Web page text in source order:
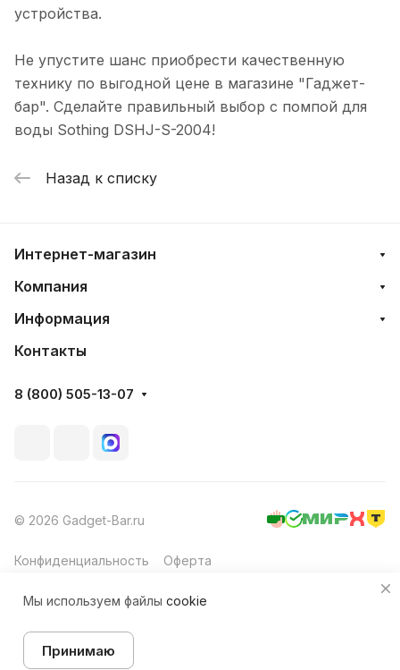
устройства.
Не упустите шанс приобрести качественную
технику по выгодной цене в магазине "Гаджет-
бар". Сделайте правильный выбор с помпой для
воды Sothing DSHJ-S-2004!
Назад к списку
Интернет-магазин
Компания
Информация
Контакты
8 (800) 505-13-07
© 2026 Gadget-Bar.ru
Конфиденциальность Оферта
Мы используем файлы cookie
Принимаю